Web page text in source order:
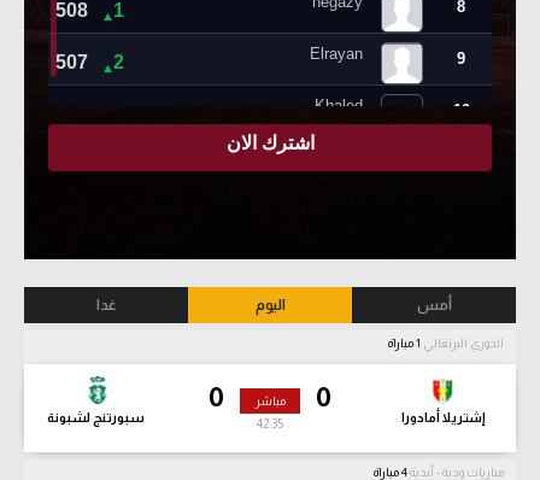
أمس اليوم غدا
الدوري البرتغالي
0
إشتريلا أمادورا
0
سبورتنج لشبونة
مباشر
42:37
مباريات ودية - أندية